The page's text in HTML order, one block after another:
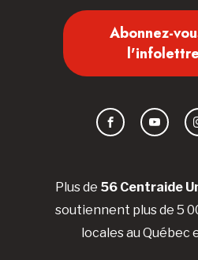
Plus de 56 Centraide
soutiennent plus de 5
locales au Québec
Abonnez-
l'infolettre
Facebook